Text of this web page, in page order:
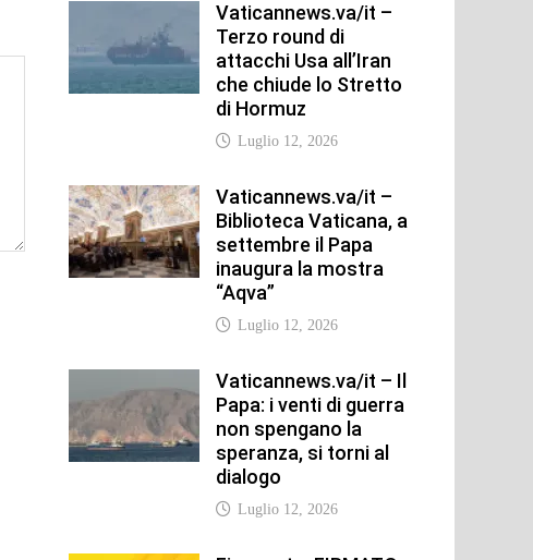
Vaticannews.va/it –
Terzo round di
attacchi Usa all’Iran
che chiude lo Stretto
di Hormuz
Luglio 12, 2026
Vaticannews.va/it –
Biblioteca Vaticana, a
settembre il Papa
inaugura la mostra
“Aqva”
Luglio 12, 2026
Vaticannews.va/it – Il
Papa: i venti di guerra
non spengano la
speranza, si torni al
dialogo
Luglio 12, 2026